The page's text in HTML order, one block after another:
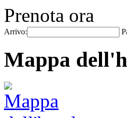
Prenota ora
Arrivo:
Mappa